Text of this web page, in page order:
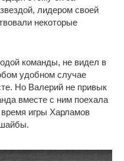
лидером своей
некоторые
команды, не видел в
удобном случае
Но Валерий не привык
вместе с ним поехала
игры Харламов